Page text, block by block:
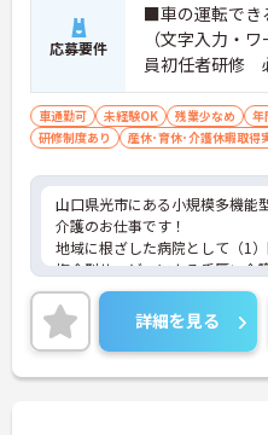
応募要件
■車の運転でき
（文字入力・
員初任者研修
（AT限定可）
車通勤可 未経験OK 残業少なめ 年
研修制度あり
産休･育休･介護休暇取得
山口県光市にある小規模多機能
介護のお仕事です！
地域に根ざした病院として（1
複合型サービスによる手厚い介
をはじめとした幅広い年代への
でいる法人様です★
ご興味ある方には、面接対策ポ
詳細をお話しいたしますのでお
い。
詳細を見る